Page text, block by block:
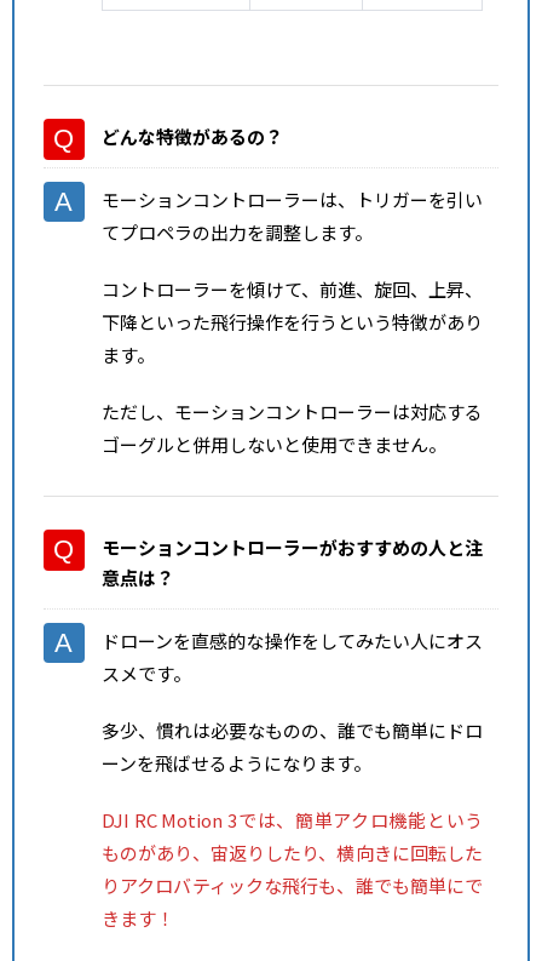
どんな特徴があるの？
モーションコントローラーは、トリガーを引い
てプロペラの出力を調整します。
コントローラーを傾けて、前進、旋回、上昇、
下降といった飛行操作を行うという特徴があり
ます。
ただし、モーションコントローラーは対応する
ゴーグルと併用しないと使用できません。
モーションコントローラーがおすすめの人と注
意点は？
ドローンを直感的な操作をしてみたい人にオス
スメです。
多少、慣れは必要なものの、誰でも簡単にドロ
ーンを飛ばせるようになります。
DJI RC Motion 3では、簡単アクロ機能という
ものがあり、宙返りしたり、横向きに回転した
りアクロバティックな飛行も、誰でも簡単にで
きます！